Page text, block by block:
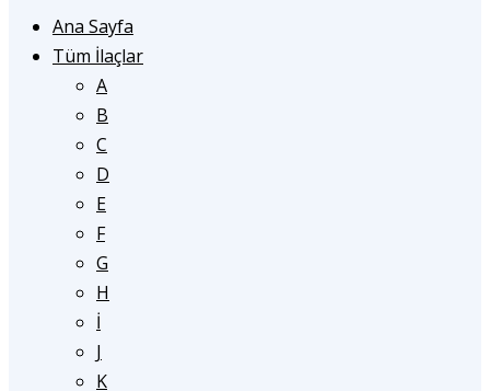
Ana Sayfa
Tüm İlaçlar
A
B
C
D
E
F
G
H
İ
J
K